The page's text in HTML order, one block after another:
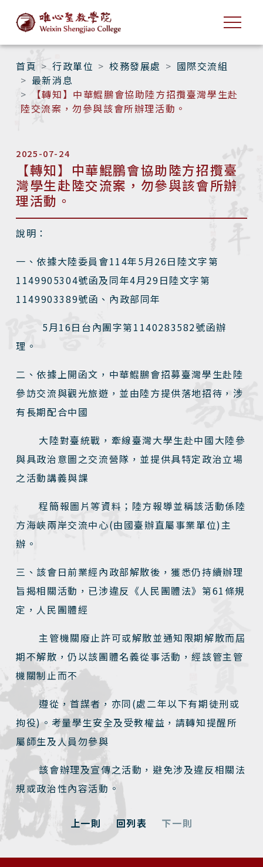
首頁 行政單位 校務發展處
國際交流組
最新消息
【轉知】中華鯤鵬會協助陸方招攬臺灣學生赴
陸交流案，勿參與該會所辦理活動。
【轉知】中華鯤鵬會協助陸方招攬臺
灣學生赴陸交流案，勿參與該會所辦
理活動。
2025-07-24
說明：
一、依據大陸委員會114年5月26日陸文字第
1149905304號函及同年4月29日陸文字第
1149903389號函、內政部同年
5月16日台內團字第1140283582號函辦
理。
二、依據上開函文，中華鯤鵬會招募臺灣學生赴陸
參訪交流與觀光旅遊，並由陸方提供落地招待，涉
有長期配合中國
大陸對臺統戰，牽線臺灣大學生赴中國大陸參
與具政治意圖之交流營隊，並提供具特定政治立場
之活動講義與課
程簡報圖片等資料；陸方報導並稱該活動係陸
方海峽兩岸交流中心(由國臺辦直屬事業單位)主
辦。
三、該會日前業經內政部解散後，獲悉仍持續辦理
旨揭相關活動，已涉違反《人民團體法》第61條規
定，人民團體經
主管機關廢止許可或解散並通知限期解散而屆
期不解散，仍以該團體名義從事活動，經該管主管
機關制止而不
遵從，首謀者，亦同(處二年以下有期徒刑或
拘役)。考量學生安全及受教權益，請轉知提醒所
屬師生及人員勿參與
該會辦理及宣傳之活動，避免涉及違反相關法
規或政治性內容活動。
上一則 回列表 下一則